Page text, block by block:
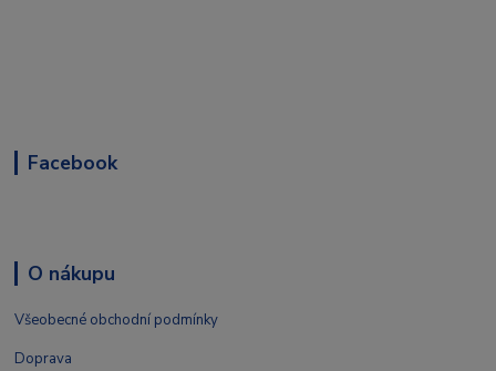
Facebook
O nákupu
Všeobecné obchodní podmínky
Doprava